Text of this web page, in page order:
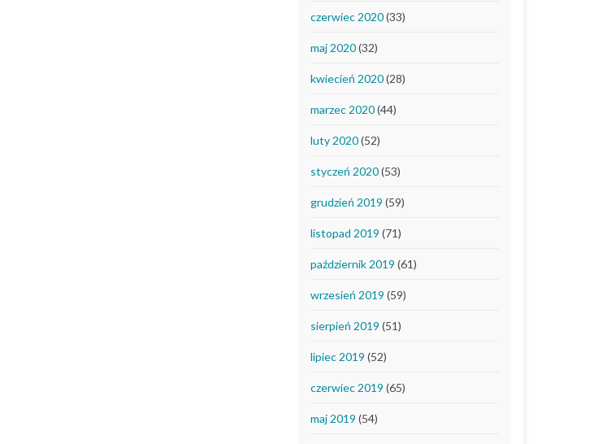
czerwiec 2020(33)
maj 2020(32)
kwiecień 2020(28)
marzec 2020(44)
luty 2020(52)
styczeń 2020(53)
grudzień 2019 (59)
listopad 2019 (71)
październik 2019 (61)
wrzesień 2019 (59)
sierpień 2019 (51)
lipiec 2019 (52)
czerwiec 2019 (65)
maj 2019 (54)